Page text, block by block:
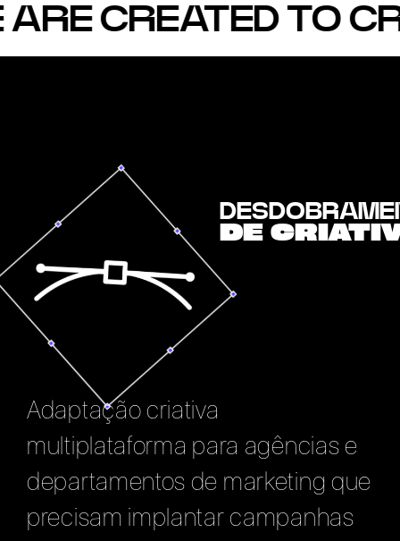
CREATED TO
DE
Adaptação criativa
multiplataforma para agências e
departamentos de marketing que
precisam implantar campanhas